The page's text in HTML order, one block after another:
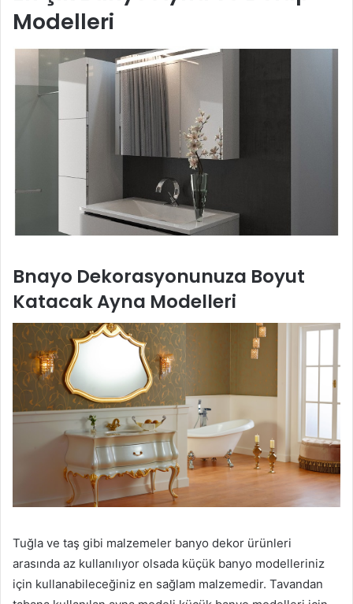
Modelleri
Bnayo Dekorasyonunuza Boyut
Katacak Ayna Modelleri
Tuğla ve taş gibi malzemeler banyo dekor ürünleri
arasında az kullanılıyor olsada küçük banyo modelleriniz
için kullanabileceğiniz en sağlam malzemedir. Tavandan